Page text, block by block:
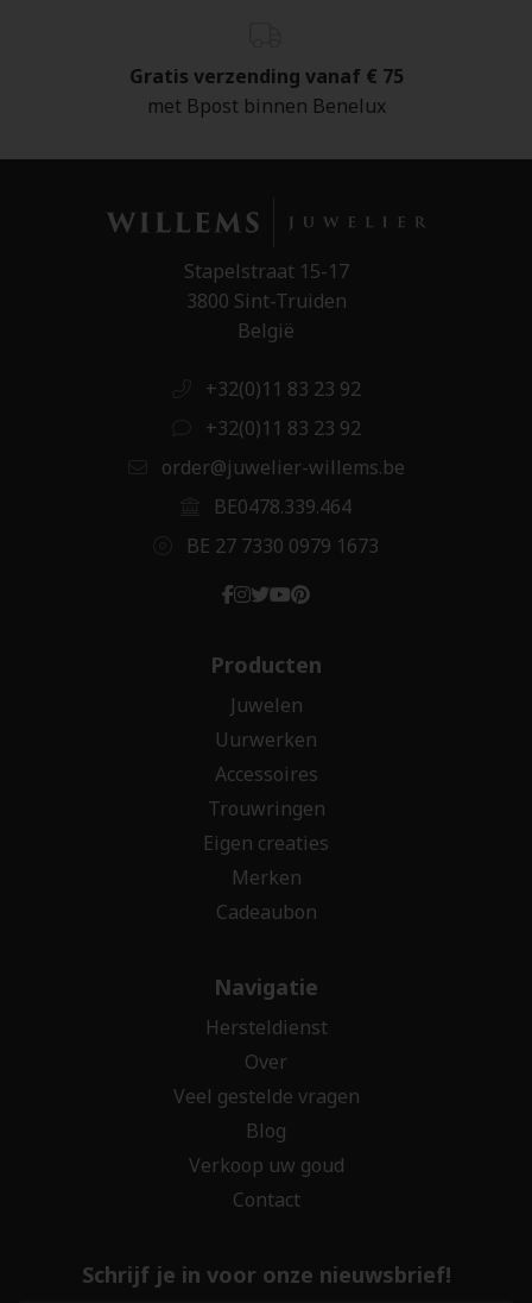
Gratis verzending vanaf € 75
met Bpost binnen Benelux
Stapelstraat 15-17
3800 Sint-Truiden
België
+32(0)11 83 23 92
+32(0)11 83 23 92
order@juwelier-willems.be
BE0478.339.464
BE 27 7330 0979 1673
Producten
Juwelen
Uurwerken
Accessoires
Trouwringen
Eigen creaties
Merken
Cadeaubon
Navigatie
Hersteldienst
Over
Veel gestelde vragen
Blog
Verkoop uw goud
Contact
Schrijf je in voor onze nieuwsbrief!